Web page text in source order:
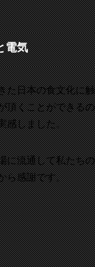
電気
た日本の食文化に触
頂くことができるの
感しました。
に流通して私たちの
ら感謝です。